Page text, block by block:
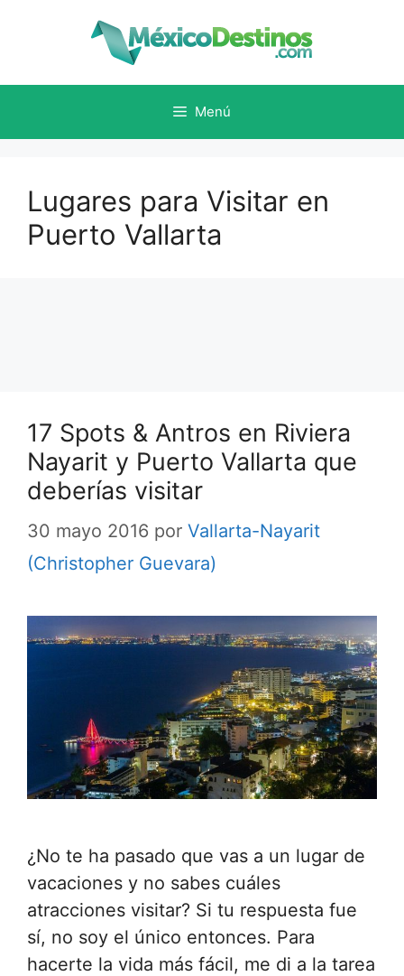
Menú
Lugares para Visitar en
Puerto Vallarta
17 Spots & Antros en Riviera
Nayarit y Puerto Vallarta que
deberías visitar
30 mayo 2016 por Vallarta-Nayarit
(Christopher Guevara)
¿No te ha pasado que vas a un lugar de
vacaciones y no sabes cuáles
atracciones visitar? Si tu respuesta fue
sí, no soy el único entonces. Para
hacerte la vida más fácil, me di a la tarea